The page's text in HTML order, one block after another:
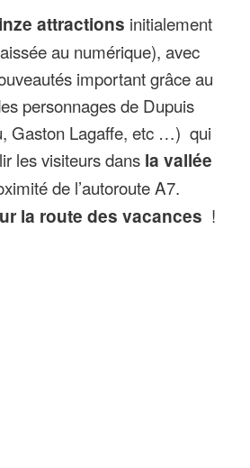
attractions initialement
au numérique), avec
important grâce au
personnages de Dupuis
Gaston Lagaffe, etc …) qui
les visiteurs dans la vallée
de l’autoroute A7.
la route des vacances !